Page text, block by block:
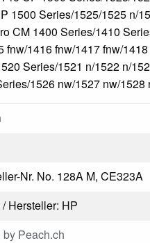
1500 Series/1525/1525 n/
CM 1400 Series/1410
fnw/1416 fnw/1417 fnw/
Series/1521 n/1522 n/
1526 nw/1527 nw/1528
Nr. No. 128A M, CE323A
/ Hersteller: HP
Peach.ch